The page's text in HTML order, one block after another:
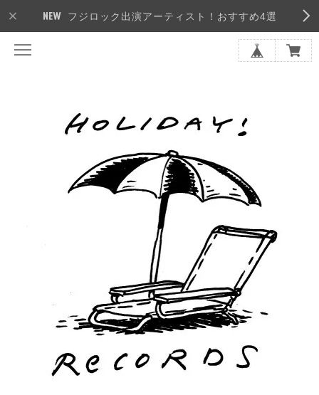
フジロック出演アーティスト！おすすめ4選